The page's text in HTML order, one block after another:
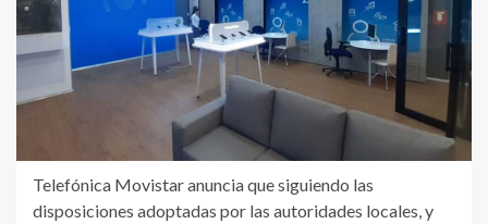
Telefónica Movistar anuncia que siguiendo las
disposiciones adoptadas por las autoridades locales, y